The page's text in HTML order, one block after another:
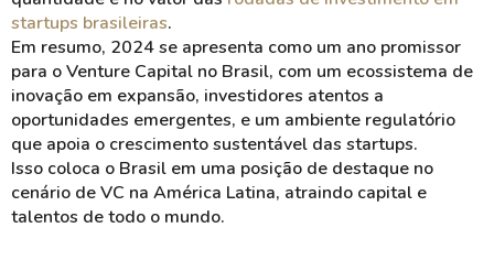
startups brasileiras​.
Em resumo, 2024 se apresenta como um ano promissor
para o Venture Capital no Brasil, com um ecossistema de
inovação em expansão, investidores atentos a
oportunidades emergentes, e um ambiente regulatório
que apoia o crescimento sustentável das startups.
Isso coloca o Brasil em uma posição de destaque no
cenário de VC na América Latina, atraindo capital e
talentos de todo o mundo.